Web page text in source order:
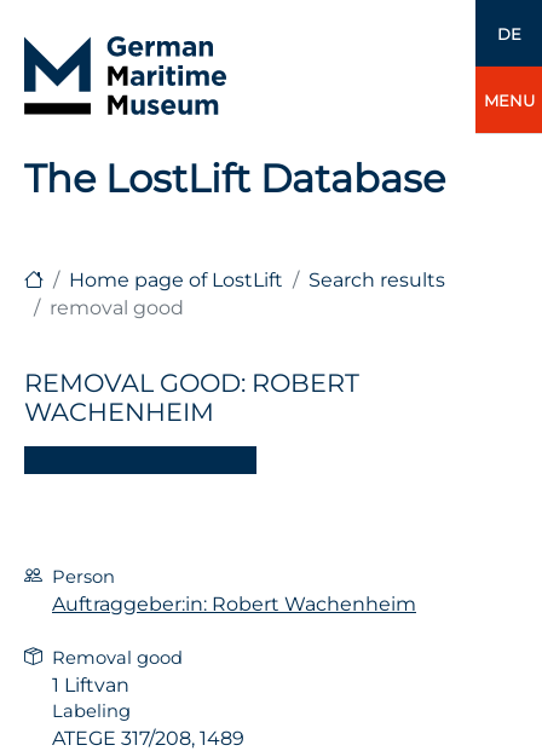
DE
MENU
The LostLift Database
Home page of LostLift
Search results
removal good
REMOVAL GOOD: ROBERT
WACHENHEIM
Person
Auftraggeber:in: Robert Wachenheim
Removal good
1 Liftvan
Labeling
ATEGE 317/208, 1489